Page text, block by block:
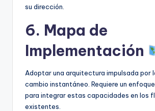
su dirección.
6. Mapa de
Implementación
Adoptar una arquitectura impulsada por
cambio instantáneo. Requiere un
para integrar estas capacidades en los
existentes.